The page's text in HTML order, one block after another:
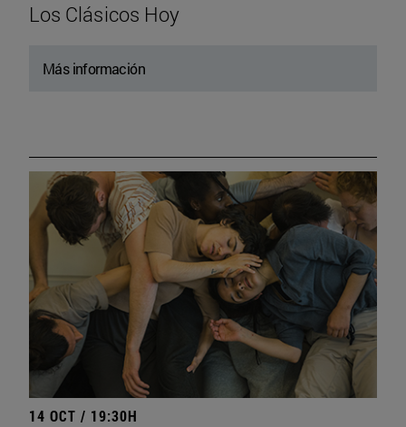
Los Clásicos Hoy
Más información
14 OCT / 19:30H